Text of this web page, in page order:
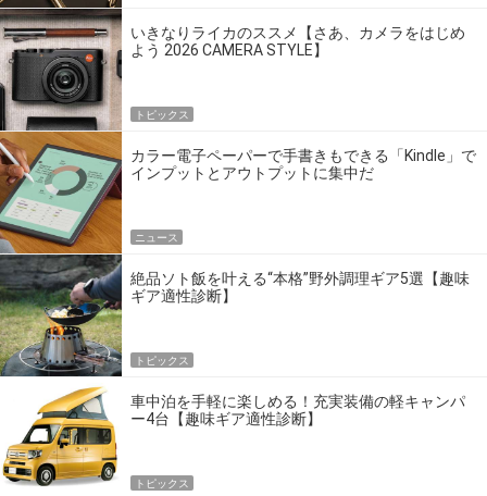
いきなりライカのススメ【さあ、カメラをはじめ
よう 2026 CAMERA STYLE】
トピックス
カラー電子ペーパーで手書きもできる「Kindle」で
インプットとアウトプットに集中だ
ニュース
絶品ソト飯を叶える“本格”野外調理ギア5選【趣味
ギア適性診断】
トピックス
車中泊を手軽に楽しめる！充実装備の軽キャンパ
ー4台【趣味ギア適性診断】
トピックス